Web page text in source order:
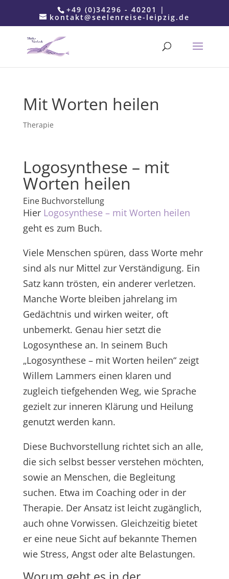
+49 (0)34296 - 40201 |
kontakt@seelenreise-leipzig.de
Mit Worten heilen
Therapie
Logosynthese – mit
Worten heilen
Eine Buchvorstellung
Hier Logosynthese – mit Worten heilen
geht es zum Buch.
Viele Menschen spüren, dass Worte mehr
sind als nur Mittel zur Verständigung. Ein
Satz kann trösten, ein anderer verletzen.
Manche Worte bleiben jahrelang im
Gedächtnis und wirken weiter, oft
unbemerkt. Genau hier setzt die
Logosynthese an. In seinem Buch
„Logosynthese – mit Worten heilen“ zeigt
Willem Lammers einen klaren und
zugleich tiefgehenden Weg, wie Sprache
gezielt zur inneren Klärung und Heilung
genutzt werden kann.
Diese Buchvorstellung richtet sich an alle,
die sich selbst besser verstehen möchten,
sowie an Menschen, die Begleitung
suchen. Etwa im Coaching oder in der
Therapie. Der Ansatz ist leicht zugänglich,
auch ohne Vorwissen. Gleichzeitig bietet
er eine neue Sicht auf bekannte Themen
wie Stress, Angst oder alte Belastungen.